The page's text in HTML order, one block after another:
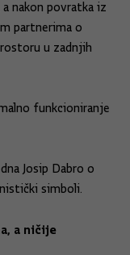
nakon povratka iz
partnerima o
u zadnjih
funkcioniranje
Josip Dabro o
simboli.
a ničije